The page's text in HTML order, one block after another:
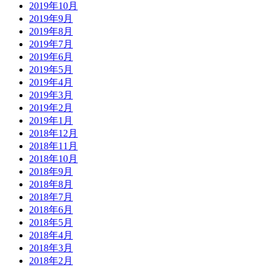
2019年10月
2019年9月
2019年8月
2019年7月
2019年6月
2019年5月
2019年4月
2019年3月
2019年2月
2019年1月
2018年12月
2018年11月
2018年10月
2018年9月
2018年8月
2018年7月
2018年6月
2018年5月
2018年4月
2018年3月
2018年2月